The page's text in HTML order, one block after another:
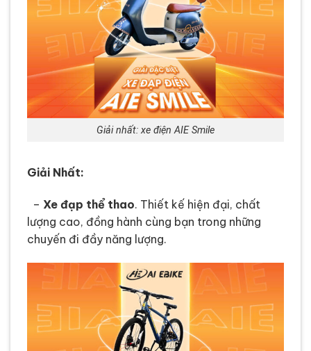
Giải nhất: xe điện AIE Smile
Giải Nhất:
– Xe đạp thể thao. Thiết kế hiện đại, chất
lượng cao, đồng hành cùng bạn trong những
chuyến đi đầy năng lượng.